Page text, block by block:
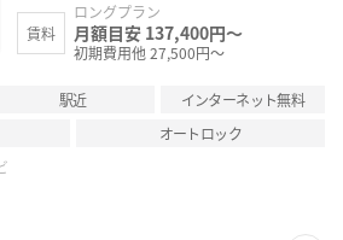
賃料
ロングプラン
月額目安 137,400円～
初期費用他 27,500円～
駅近
インターネット無料
オートロック